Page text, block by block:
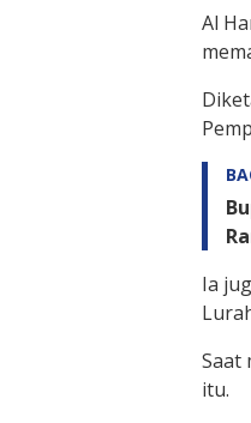
Al
Ia
Saat
itu.